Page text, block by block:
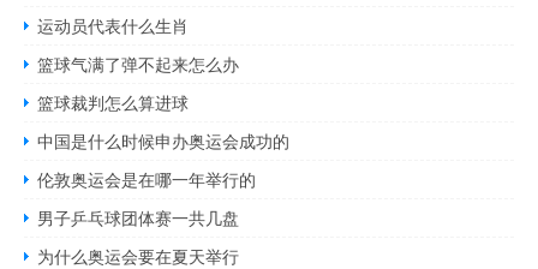
运动员代表什么生肖
篮球气满了弹不起来怎么办
篮球裁判怎么算进球
中国是什么时候申办奥运会成功的
伦敦奥运会是在哪一年举行的
男子乒乓球团体赛一共几盘
为什么奥运会要在夏天举行